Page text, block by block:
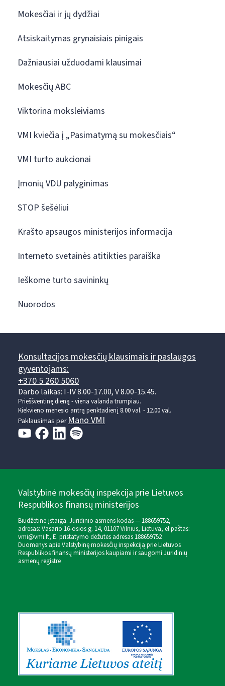
Mokesčiai ir jų dydžiai
Atsiskaitymas grynaisiais pinigais
Dažniausiai užduodami klausimai
Mokesčių ABC
Viktorina moksleiviams
VMI kviečia į „Pasimatymą su mokesčiais“
VMI turto aukcionai
Įmonių VDU palyginimas
STOP šešėliui
Krašto apsaugos ministerijos informacija
Interneto svetainės atitikties paraiška
Ieškome turto savininkų
Nuorodos
Konsultacijos mokesčių klausimais ir paslaugos
gyventojams:
+370 5 260 5060
Darbo laikas: I-IV 8.00-17.00, V 8.00-15.45.
Prieššventinę dieną - viena valanda trumpiau.
Kiekvieno mėnesio antrą penktadienį 8.00 val. - 12.00 val.
Paklausimas perMano VMI
Valstybinė mokesčių inspekcija prie Lietuvos
Respublikos finansų ministerijos
Biudžetinė įstaiga. Juridinio asmens kodas — 188659752,
adresas: Vasario 16-osios g. 14, 01107 Vilnius, Lietuva, el.paštas:
vmi@vmi.lt, E. pristatymo dėžutės adresas 188659752
Duomenys apie Valstybinę mokesčių inspekciją prie Lietuvos
Respublikos finansų ministerijos kaupiami ir saugomi Juridinių
asmenų registre